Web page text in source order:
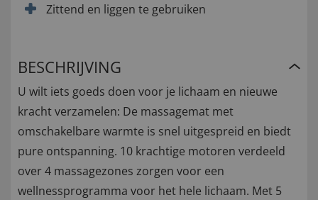
Zittend en liggen te gebruiken
BESCHRIJVING
U wilt iets goeds doen voor je lichaam en nieuwe
kracht verzamelen: De massagemat met
omschakelbare warmte is snel uitgespreid en biedt
pure ontspanning. 10 krachtige motoren verdeeld
over 4 massagezones zorgen voor een
wellnessprogramma voor het hele lichaam. Met 5